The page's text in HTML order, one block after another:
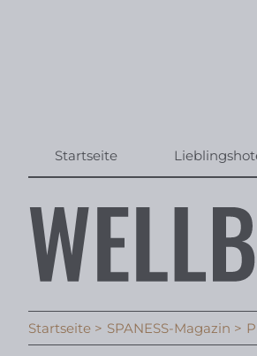
Startseite
Startseite SPANESS-Magazin